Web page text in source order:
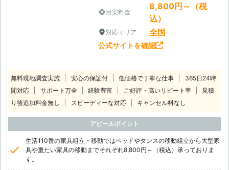
目安料金
8,800円～（税
込）
対応エリア 全国
公式サイトを確認
無料現地調査実施 安心の保証付 低価格で丁寧な仕事
365日24時
間対応
サポート万全 経験豊富 ご好評・高いリピート率
見積
り後追加料金無し
スピーディーな対応 キャンセル料なし
アピールポイント
生活110番の家具組立・移動ではベッドやタンスの移動組立から大型家
具や重たい家具の移動までそれぞれ8,800円～（税込）承っておりま
す。